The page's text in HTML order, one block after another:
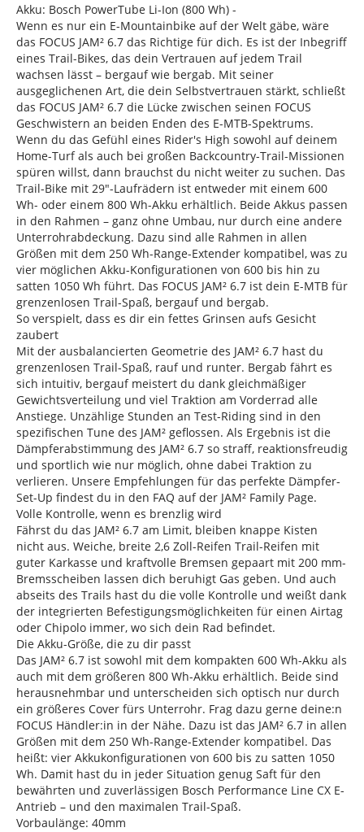
Akku: Bosch PowerTube Li-Ion (800 Wh) -
Wenn es nur ein E-Mountainbike auf der Welt gäbe, wäre
das FOCUS JAM² 6.7 das Richtige für dich. Es ist der Inbegriff
eines Trail-Bikes, das dein Vertrauen auf jedem Trail
wachsen lässt – bergauf wie bergab. Mit seiner
ausgeglichenen Art, die dein Selbstvertrauen stärkt, schließt
das FOCUS JAM² 6.7 die Lücke zwischen seinen FOCUS
Geschwistern an beiden Enden des E-MTB-Spektrums.
Wenn du das Gefühl eines Rider's High sowohl auf deinem
Home-Turf als auch bei großen Backcountry-Trail-Missionen
spüren willst, dann brauchst du nicht weiter zu suchen. Das
Trail-Bike mit 29"-Laufrädern ist entweder mit einem 600
Wh- oder einem 800 Wh-Akku erhältlich. Beide Akkus passen
in den Rahmen – ganz ohne Umbau, nur durch eine andere
Unterrohrabdeckung. Dazu sind alle Rahmen in allen
Größen mit dem 250 Wh-Range-Extender kompatibel, was zu
vier möglichen Akku-Konfigurationen von 600 bis hin zu
satten 1050 Wh führt. Das FOCUS JAM² 6.7 ist dein E-MTB für
grenzenlosen Trail-Spaß, bergauf und bergab.
So verspielt, dass es dir ein fettes Grinsen aufs Gesicht
zaubert
Mit der ausbalancierten Geometrie des JAM² 6.7 hast du
grenzenlosen Trail-Spaß, rauf und runter. Bergab fährt es
sich intuitiv, bergauf meistert du dank gleichmäßiger
Gewichtsverteilung und viel Traktion am Vorderrad alle
Anstiege. Unzählige Stunden an Test-Riding sind in den
spezifischen Tune des JAM² geflossen. Als Ergebnis ist die
Dämpferabstimmung des JAM² 6.7 so straff, reaktionsfreudig
und sportlich wie nur möglich, ohne dabei Traktion zu
verlieren. Unsere Empfehlungen für das perfekte Dämpfer-
Set-Up findest du in den FAQ auf der JAM² Family Page.
Volle Kontrolle, wenn es brenzlig wird
Fährst du das JAM² 6.7 am Limit, bleiben knappe Kisten
nicht aus. Weiche, breite 2,6 Zoll-Reifen Trail-Reifen mit
guter Karkasse und kraftvolle Bremsen gepaart mit 200 mm-
Bremsscheiben lassen dich beruhigt Gas geben. Und auch
abseits des Trails hast du die volle Kontrolle und weißt dank
der integrierten Befestigungsmöglichkeiten für einen Airtag
oder Chipolo immer, wo sich dein Rad befindet.
Die Akku-Größe, die zu dir passt
Das JAM² 6.7 ist sowohl mit dem kompakten 600 Wh-Akku als
auch mit dem größeren 800 Wh-Akku erhältlich. Beide sind
herausnehmbar und unterscheiden sich optisch nur durch
ein größeres Cover fürs Unterrohr. Frag dazu gerne deine:n
FOCUS Händler:in in der Nähe. Dazu ist das JAM² 6.7 in allen
Größen mit dem 250 Wh-Range-Extender kompatibel. Das
heißt: vier Akkukonfigurationen von 600 bis zu satten 1050
Wh. Damit hast du in jeder Situation genug Saft für den
bewährten und zuverlässigen Bosch Performance Line CX E-
Antrieb – und den maximalen Trail-Spaß.
Vorbaulänge: 40mm